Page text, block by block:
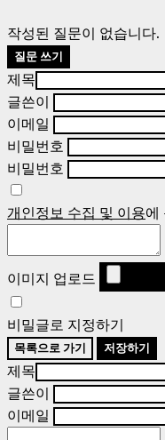
작성된 질문이 없습니다.
질문 쓰기
제목
글쓴이
이메일
비밀번호
비밀번호
개인정보 수집 및 이용에
이미지 업로드
비밀글로 지정하기
목록으로 가기 저장하기
제목
글쓴이
이메일